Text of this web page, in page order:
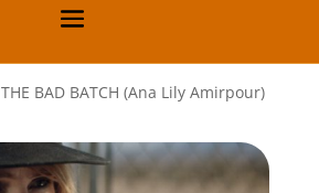
THE BAD BATCH (Ana Lily Amirpour)